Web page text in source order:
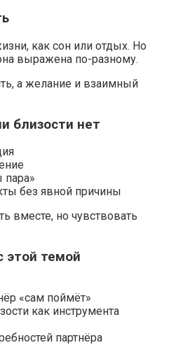
как сон или отдых. Но
выражена по-разному.
а желание и взаимный
близости нет
пара»
без явной причины
вместе, но чувствовать
этой темой
«сам поймёт»
как инструмента
партнёра